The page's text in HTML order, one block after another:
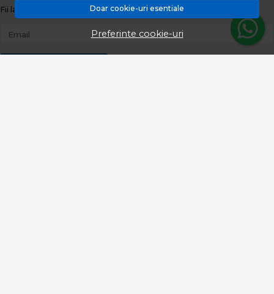
Doar cookie-uri esentiale
Preferinte cookie-uri
Fii la curent cu toate promotiile si produsele noi din shop!
Email